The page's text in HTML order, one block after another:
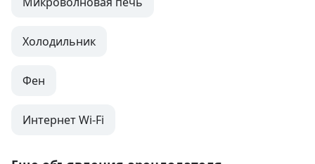
Холодильник
Фен
Интернет Wi-Fi